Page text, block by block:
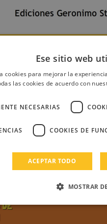
PUBLICADO
Ese sitio web
cookies para mejorar la
las cookies de acuerdo con
NECESARIAS
COOKIES DE
ACEPTAR TODO
MOSTRAR